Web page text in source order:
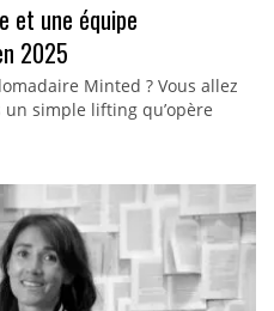
et une équipe
2025
Minted ? Vous allez
un simple lifting qu’opère